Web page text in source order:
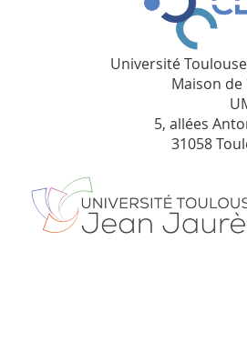
Université Toulouse
Maison de
5, allées
31058